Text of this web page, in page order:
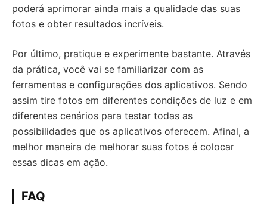
poderá aprimorar ainda mais a qualidade das suas
fotos e obter resultados incríveis.
Por último, pratique e experimente bastante. Através
da prática, você vai se familiarizar com as
ferramentas e configurações dos aplicativos. Sendo
assim tire fotos em diferentes condições de luz e em
diferentes cenários para testar todas as
possibilidades que os aplicativos oferecem. Afinal, a
melhor maneira de melhorar suas fotos é colocar
essas dicas em ação.
FAQ